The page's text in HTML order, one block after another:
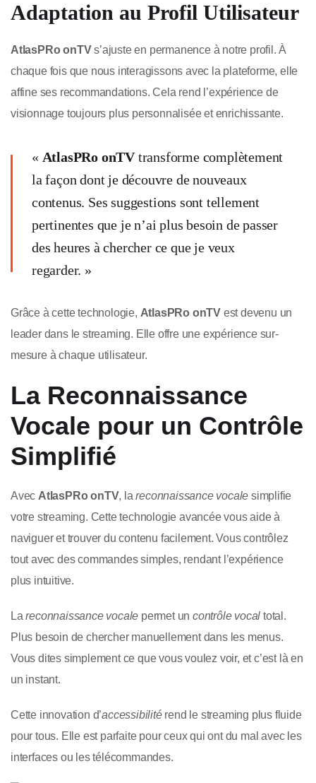
Adaptation au Profil Utilisateur
AtlasPRo onTVs’ajuste en permanence à notre profil. À
chaque fois que nous interagissons avec la plateforme, elle
affine ses recommandations. Cela rend l’expérience de
visionnage toujours plus personnalisée et enrichissante.
« AtlasPRo onTVtransforme complètement
la façon dont je découvre de nouveaux
contenus. Ses suggestions sont tellement
pertinentes que je n’ai plus besoin de passer
des heures à chercher ce que je veux
regarder. »
Grâce à cette technologie, AtlasPRo onTV est devenu un
leader dans le streaming. Elle offre une expérience sur-
mesure à chaque utilisateur.
La Reconnaissance
Vocale pour un Contrôle
Simplifié
Avec AtlasPRo onTV, lareconnaissance vocale simplifie
votre streaming. Cette technologie avancée vous aide à
naviguer et trouver du contenu facilement. Vous contrôlez
tout avec des commandes simples, rendant l’expérience
plus intuitive.
Lareconnaissance vocale permet uncontrôle vocal total.
Plus besoin de chercher manuellement dans les menus.
Vous dites simplement ce que vous voulez voir, et c’est là en
un instant.
Cette innovation d’accessibilitérend le streaming plus fluide
pour tous. Elle est parfaite pour ceux qui ont du mal avec les
interfaces ou les télécommandes.